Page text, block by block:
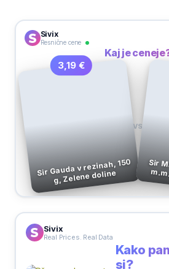
Sivix
Resnične cene
Kaj je
3,19 €
Sir Gauda v rezinah, 150
g, Zelene doline
VS
Sir
Sivix
Real Prices. Real Data
Kako
si?